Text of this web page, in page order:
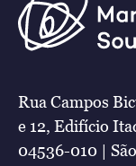
Rua Campos
e 12, Edifício
04536-010 |